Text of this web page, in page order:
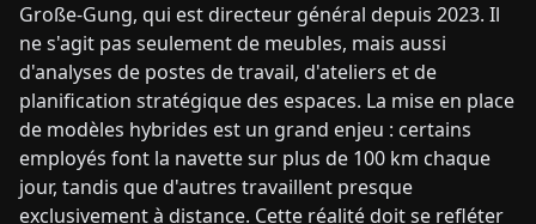
Große-Gung, qui est directeur général depuis 2023. Il
ne s'agit pas seulement de meubles, mais aussi
d'analyses de postes de travail, d'ateliers et de
planification stratégique des espaces. La mise en place
de modèles hybrides est un grand enjeu : certains
employés font la navette sur plus de 100 km chaque
jour, tandis que d'autres travaillent presque
exclusivement à distance. Cette réalité doit se refléter